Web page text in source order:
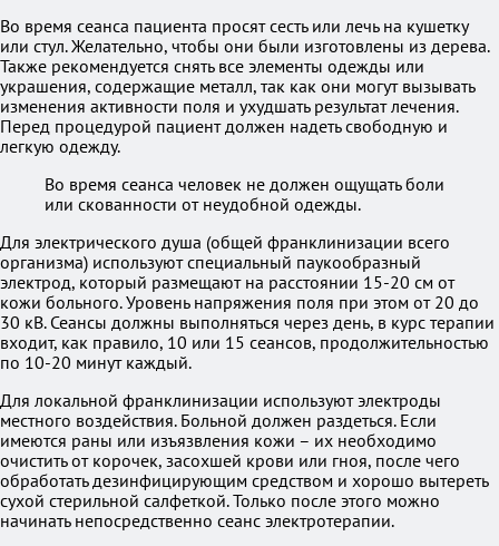
Во время сеанса пациента просят сесть или лечь на кушетку
или стул. Желательно, чтобы они были изготовлены из дерева.
Также рекомендуется снять все элементы одежды или
украшения, содержащие металл, так как они могут вызывать
изменения активности поля и ухудшать результат лечения.
Перед процедурой пациент должен надеть свободную и
легкую одежду.
Во время сеанса человек не должен ощущать боли
или скованности от неудобной одежды.
Для электрического душа (общей франклинизации всего
организма) используют специальный паукообразный
электрод, который размещают на расстоянии 15-20 см от
кожи больного. Уровень напряжения поля при этом от 20 до
30 кВ. Сеансы должны выполняться через день, в курс терапии
входит, как правило, 10 или 15 сеансов, продолжительностью
по 10-20 минут каждый.
Для локальной франклинизации используют электроды
местного воздействия. Больной должен раздеться. Если
имеются раны или изъязвления кожи – их необходимо
очистить от корочек, засохшей крови или гноя, после чего
обработать дезинфицирующим средством и хорошо вытереть
сухой стерильной салфеткой. Только после этого можно
начинать непосредственно сеанс электротерапии.